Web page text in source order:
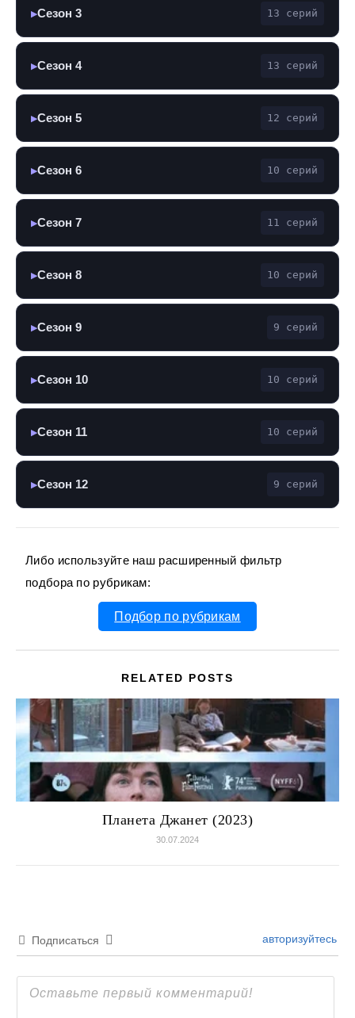
▶Сезон 3 13 серий
▶Сезон 4 13 серий
▶Сезон 5 12 серий
▶Сезон 6 10 серий
▶Сезон 7 11 серий
▶Сезон 8 10 серий
▶Сезон 9 9 серий
▶Сезон 10 10 серий
▶Сезон 11 10 серий
▶Сезон 12 9 серий
Либо используйте наш расширенный фильтр
подбора по рубрикам:
Подбор по рубрикам
RELATED POSTS
Планета Джанет (2023)
30.07.2024
Подписаться авторизуйтесь